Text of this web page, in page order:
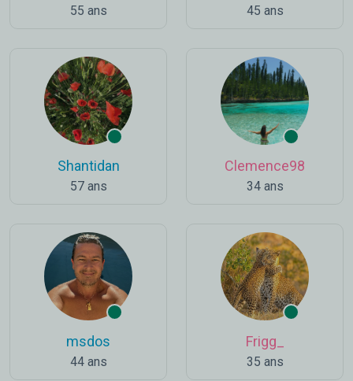
55 ans 45 ans
Shantidan
57 ans
Clemence98
34 ans
msdos
44 ans
Frigg_
35 ans